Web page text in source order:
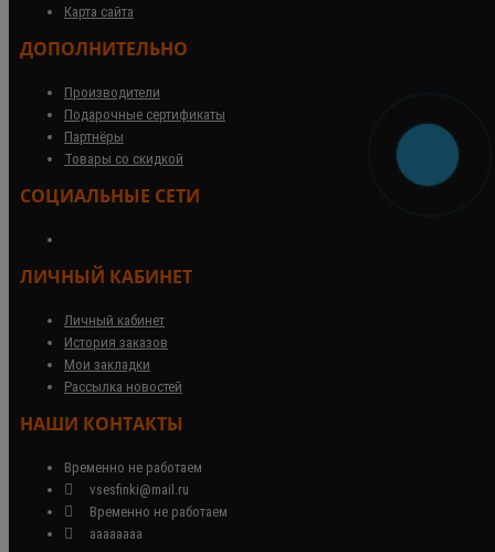
Карта сайта
ДОПОЛНИТЕЛЬНО
Производители
Подарочные сертификаты
Партнёры
Товары со скидкой
СОЦИАЛЬНЫЕ СЕТИ
ЛИЧНЫЙ КАБИНЕТ
Личный кабинет
История заказов
Мои закладки
Рассылка новостей
НАШИ КОНТАКТЫ
Временно не работаем
vsesfinki@mail.ru
Временно не работаем
аааааааа